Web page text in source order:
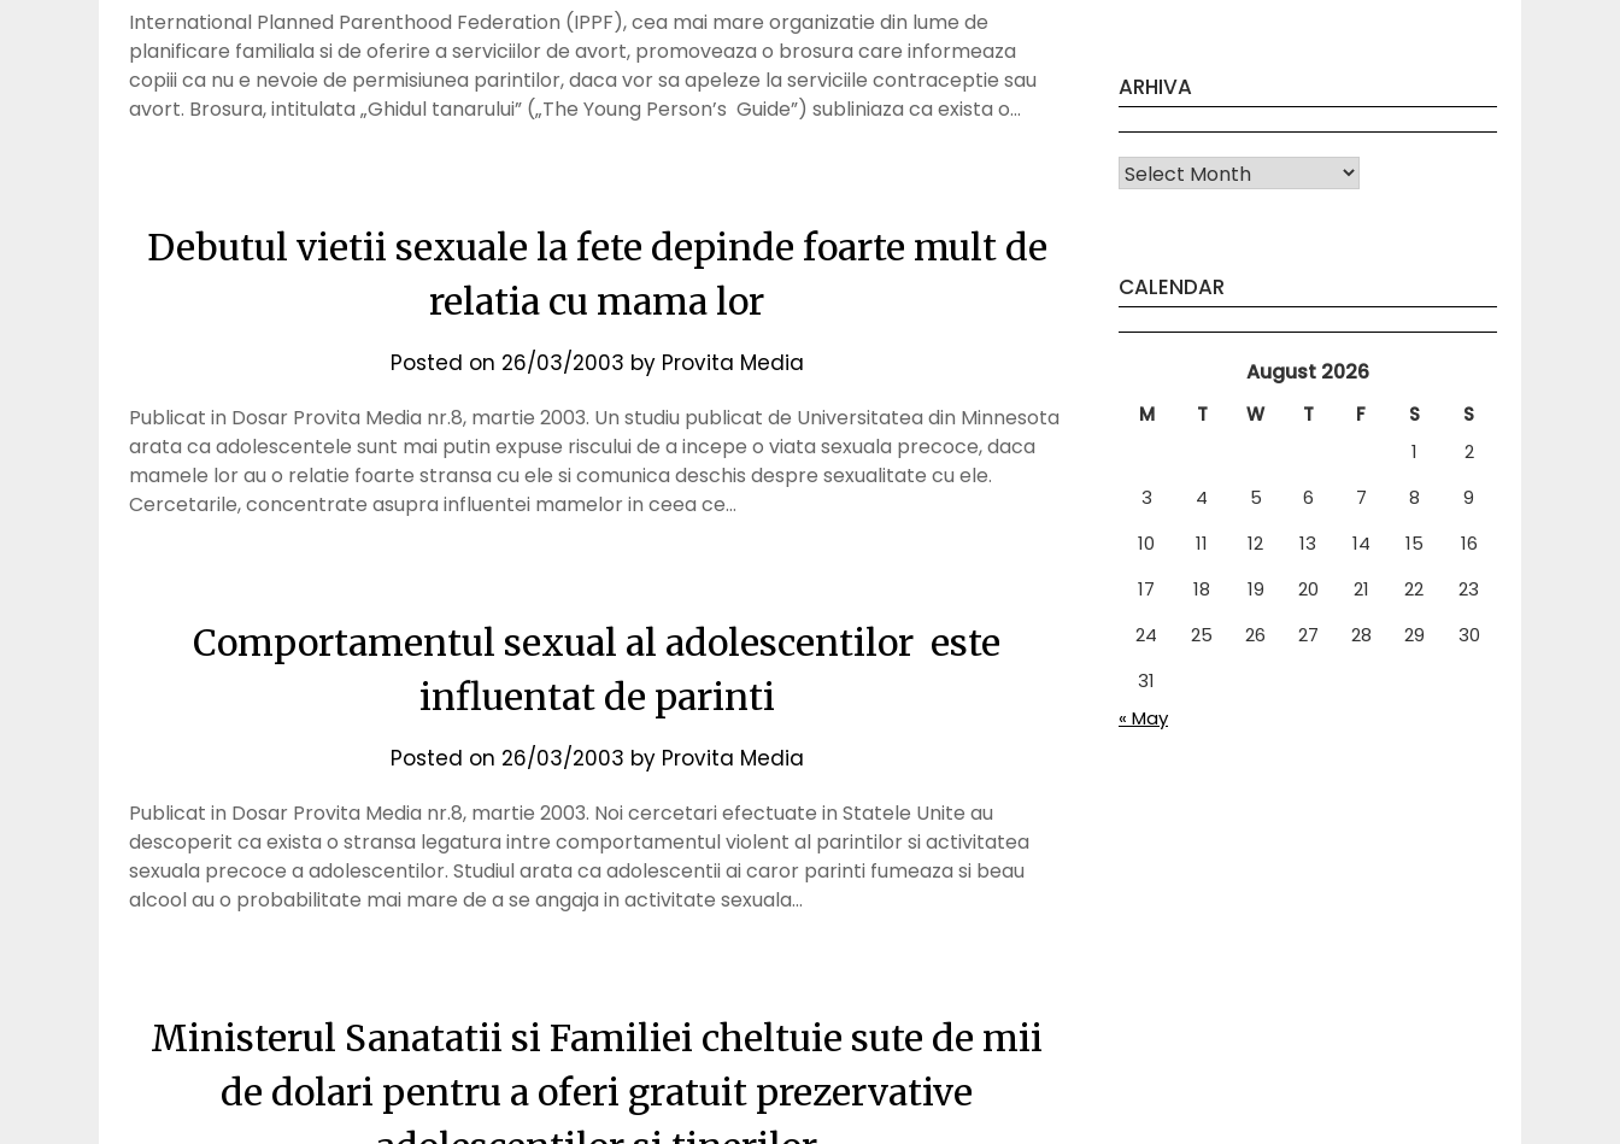
International Planned Parenthood Federation (IPPF), cea mai mare organizatie din lume de
planificare familiala si de oferire a serviciilor de avort, promoveaza o brosura care informeaza
copiii ca nu e nevoie de permisiunea parintilor, daca vor sa apeleze la serviciile contraceptie sau
avort. Brosura, intitulata „Ghidul tanarului” („The Young Person’s Guide”) subliniaza ca exista o…
Debutul vietii sexuale la fete depinde foarte mult de
relatia cu mama lor
Posted on 26/03/2003 by Provita Media
Publicat in Dosar Provita Media nr.8, martie 2003. Un studiu publicat de Universitatea din Minnesota
arata ca adolescentele sunt mai putin expuse riscului de a incepe o viata sexuala precoce, daca
mamele lor au o relatie foarte stransa cu ele si comunica deschis despre sexualitate cu ele.
Cercetarile, concentrate asupra influentei mamelor in ceea ce…
Comportamentul sexual al adolescentilor este
influentat de parinti
Posted on 26/03/2003 by Provita Media
Publicat in Dosar Provita Media nr.8, martie 2003. Noi cercetari efectuate in Statele Unite au
descoperit ca exista o stransa legatura intre comportamentul violent al parintilor si activitatea
sexuala precoce a adolescentilor. Studiul arata ca adolescentii ai caror parinti fumeaza si beau
alcool au o probabilitate mai mare de a se angaja in activitate sexuala…
Ministerul Sanatatii si Familiei cheltuie sute de mii
de dolari pentru a oferi gratuit prezervative
ARHIVA
Arhiva
CALENDAR
August 2026
M T W T F S
S
1
2
3
4 5 6 7 8
9
10
11 12 13 14 15
16
17
18 19 20 21 22
23
24
25 26 27 28 29
30
31
« May